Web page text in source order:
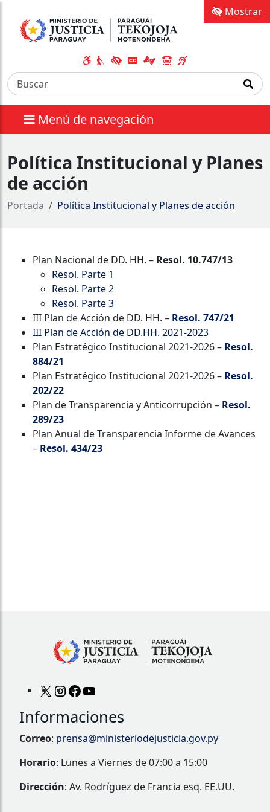
Menú de navegación
Mostrar
Política Institucional y Planes
de acción
Portada Política Institucional y Planes de acción
Plan Nacional de DD. HH. – Resol. 10.747/13
Resol. Parte 1
Resol. Parte 2
Resol. Parte 3
III Plan de Acción de DD. HH. – Resol. 747/21
III Plan de Acción de DD.HH. 2021-2023
Plan Estratégico Institucional 2021-2026 – Resol.
884/21
Plan Estratégico Institucional 2021-2026 – Resol.
202/22
Plan de Transparencia y Anticorrupción – Resol.
289/23
Plan Anual de Transparencia Informe de Avances
– Resol. 434/23
Informaciones
Correo: prensa@ministeriodejusticia.gov.py
Horario: Lunes a Viernes de 07:00 a 15:00
Dirección: Av. Rodríguez de Francia esq. EE.UU.